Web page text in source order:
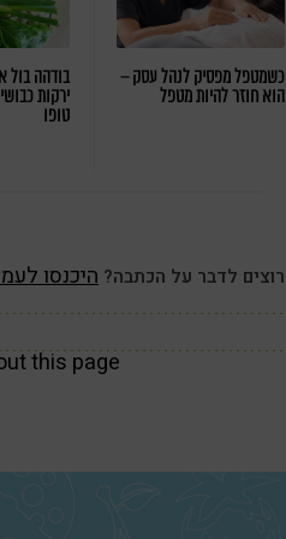
כשמטפל מפסיק לנהל עסק –
הוא חוזר להיות מטפל
בודהה בול
ירקות
טופו
רוצים לדבר על הכתבה? היכנסו
this page